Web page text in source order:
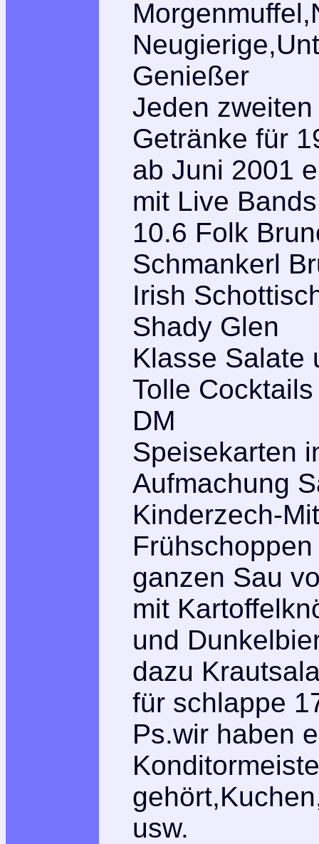
Genießer
Jeden
Getränke für
ab Juni 2001
mit Live Bands
10.6 Folk
Schmankerl
Irish
Shady Glen
Klasse Salate
Tolle
DM
Speisekarten
Aufmachung
Kinderzech-
ganzen Sau
mit
und
dazu
für schlappe
Ps.wir haben
usw.